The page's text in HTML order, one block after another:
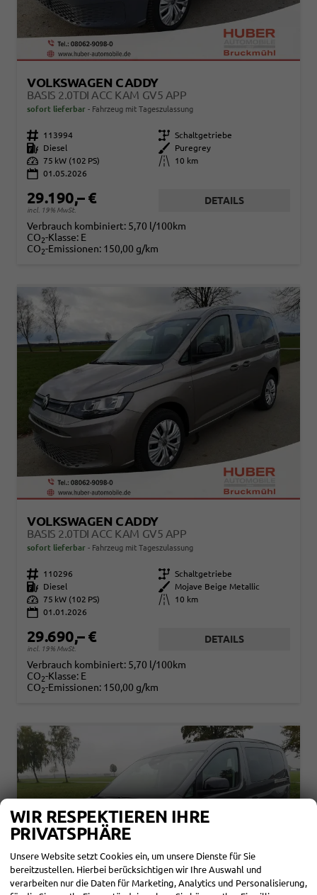
VOLKSWAGEN CADDY
BASIS 2.0TDI ACC KAM GV5 APP
sofort lieferbar Fahrzeug mit Tageszulassung
Fahrzeugnr. 113994 Getriebe Schaltgetriebe
Kraftstoff
Diesel Außenfarbe
Puregrey
Leistung 75 kW (102 PS) Kilometerstand
10 km
01.05.2026
29.190,– €
incl. 19% MwSt.
DETAILS
Verbrauch kombiniert: 5,70 l/100km
CO2-Klasse: E
CO2-Emissionen: 150,00 g/km
VOLKSWAGEN CADDY
BASIS 2.0TDI ACC KAM GV5 APP
sofort lieferbar Fahrzeug mit Tageszulassung
Fahrzeugnr. 110296 Getriebe Schaltgetriebe
Kraftstoff
Diesel Außenfarbe
Mojave Beige Metallic
Leistung 75 kW (102 PS) Kilometerstand
10 km
01.01.2026
29.690,– €
incl. 19% MwSt.
DETAILS
Verbrauch kombiniert: 5,70 l/100km
CO2-Klasse: E
CO2-Emissionen: 150,00 g/km
WIR RESPEKTIEREN IHRE
PRIVATSPHÄRE
Unsere Website setzt Cookies ein, um unsere Dienste für Sie
bereitzustellen. Hierbei berücksichtigen wir Ihre Auswahl und
verarbeiten nur die Daten für Marketing, Analytics und Personalisierung,